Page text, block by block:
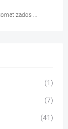
...
(1)
(7)
(41)